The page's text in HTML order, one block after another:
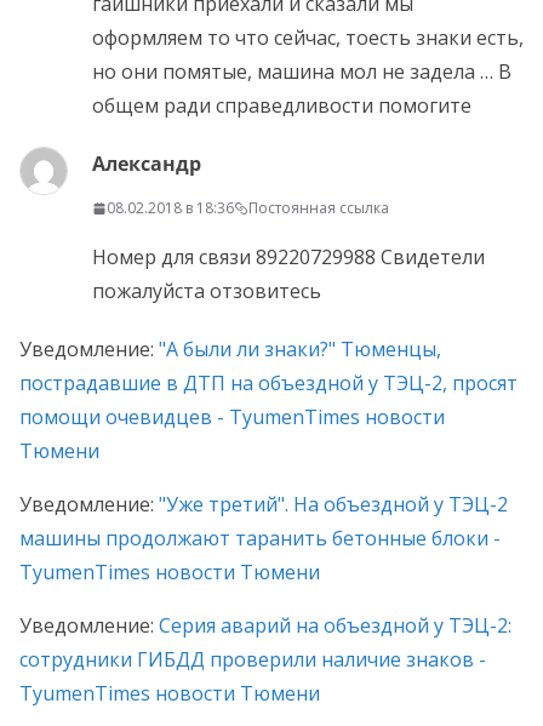
оформляем то что сейчас, тоесть знаки есть,
но они помятые, машина мол не задела … В
общем ради справедливости помогите
Александр
08.02.2018 в 18:36 Постоянная ссылка
Номер для связи 89220729988 Свидетели
пожалуйста отзовитесь
Уведомление: "А были ли знаки?" Тюменцы,
пострадавшие в ДТП на объездной у ТЭЦ-2, просят
помощи очевидцев - TyumenTimes новости
Тюмени
Уведомление: "Уже третий". На объездной у ТЭЦ-2
машины продолжают таранить бетонные блоки -
TyumenTimes новости Тюмени
Уведомление: Серия аварий на объездной у ТЭЦ-2:
сотрудники ГИБДД проверили наличие знаков -
TyumenTimes новости Тюмени